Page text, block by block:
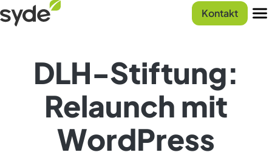
Zum
Inhalt
Syde
Startseite
Kontakt
DLH-Stiftung:
Relaunch mit
WordPress